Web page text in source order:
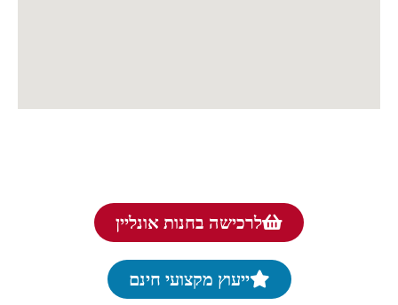
לרכישה בחנות אונליין
ייעוץ מקצועי חינם